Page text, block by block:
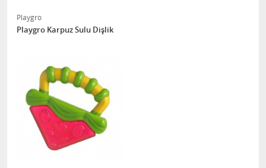
Playgro
Playgro Karpuz Sulu Dişlik